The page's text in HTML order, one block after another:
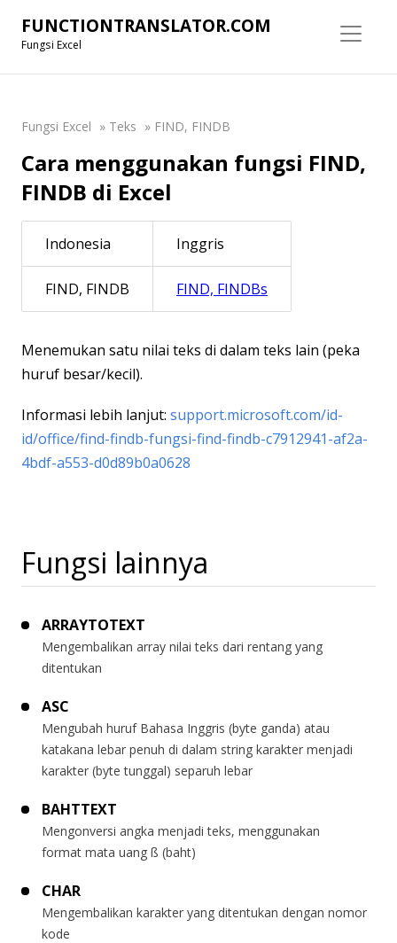
FUNCTIONTRANSLATOR.COM
Fungsi Excel
Fungsi Excel » Teks » FIND, FINDB
Cara menggunakan fungsi FIND,
FINDB di Excel
Indonesia Inggris
FIND, FINDB FIND, FINDBs
Menemukan satu nilai teks di dalam teks lain (peka
huruf besar/kecil).
Informasi lebih lanjut: support.microsoft.com/id-
id/office/find-findb-fungsi-find-findb-c7912941-af2a-
4bdf-a553-d0d89b0a0628
Fungsi lainnya
ARRAYTOTEXT
Mengembalikan array nilai teks dari rentang yang
ditentukan
ASC
Mengubah huruf Bahasa Inggris (byte ganda) atau
katakana lebar penuh di dalam string karakter menjadi
karakter (byte tunggal) separuh lebar
BAHTTEXT
Mengonversi angka menjadi teks, menggunakan
format mata uang ß (baht)
CHAR
Mengembalikan karakter yang ditentukan dengan nomor
kode